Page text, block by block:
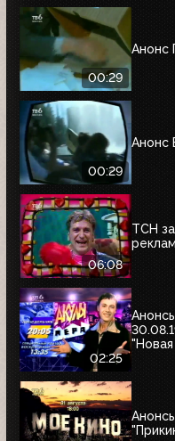
00:29
Анонс
00:29
Анонс
06:08
ТСН
02:25